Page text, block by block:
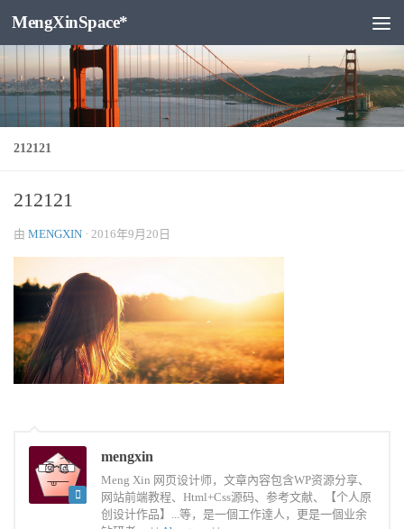
跳至内容
MengXinSpace*
212121
212121
由 MENGXIN · 2016年9月20日
mengxin
Meng Xin 网页设计师，文章內容包含WP资源分享、
网站前端教程、Html+Css源码、参考文献、【个人原
创设计作品】...等，是一個工作達人，更是一個业余